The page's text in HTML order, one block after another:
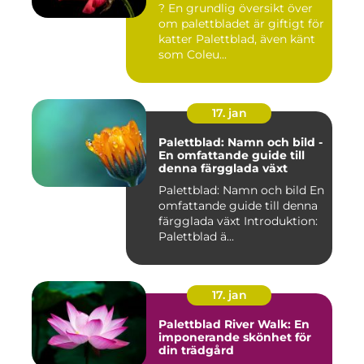
? En grundlig översikt över
om palettbladet är giftigt för
katter Palettblad, även känt
som Coleu...
17. jan
Palettblad: Namn och bild -
En omfattande guide till
denna färgglada växt
Palettblad: Namn och bild En
omfattande guide till denna
färgglada växt Introduktion:
Palettblad ä...
17. jan
Palettblad River Walk: En
imponerande skönhet för
din trädgård